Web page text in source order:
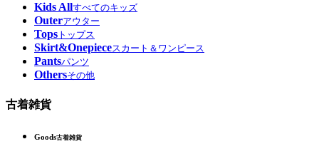
Kids Allすべてのキッズ
Outerアウター
Tops トップス
Skirt&Onepieceスカート＆ワンピース
Pantsパンツ
Othersその他
古着雑貨
Goods古着雑貨